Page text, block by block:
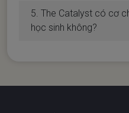
5. The Catalyst có cơ
học sinh không?